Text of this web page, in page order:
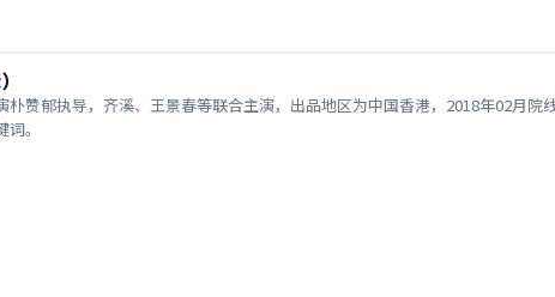
朴赞郁执导，齐溪、王景春等联合主演，出品地区为中国香港，2018年02月
。